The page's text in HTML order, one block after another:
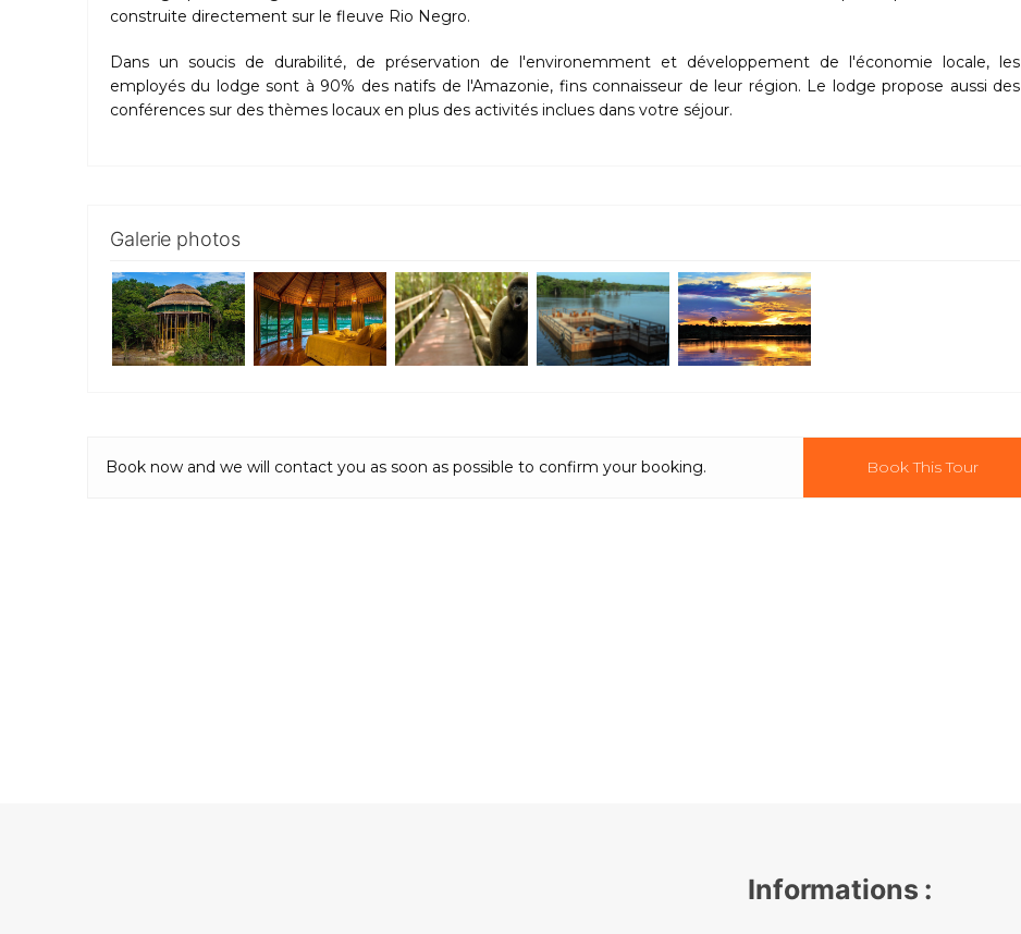
construite directement sur le fleuve Rio Negro.
Dans un soucis de durabilité, de préservation de l'environemment et développement de l'économie locale, les
employés du lodge sont à 90% des natifs de l'Amazonie, fins connaisseur de leur région. Le lodge propose aussi des
conférences sur des thèmes locaux en plus des activités inclues dans votre séjour.
Galerie photos
Book now and we will contact you as soon as possible to confirm your booking. Book This Tour
Informations :